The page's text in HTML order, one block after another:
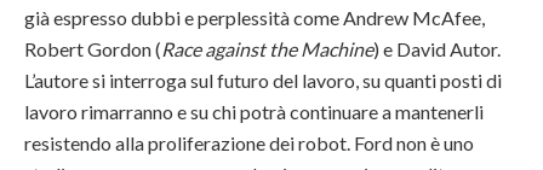
già espresso dubbi e perplessità come Andrew McAfee,
Robert Gordon (Race against the Machine) e David Autor.
L’autore si interroga sul futuro del lavoro, su quanti posti di
lavoro rimarranno e su chi potrà continuare a mantenerli
resistendo alla proliferazione dei robot. Ford non è uno